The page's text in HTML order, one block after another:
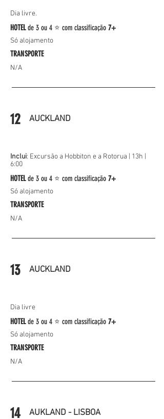
Dia livre.
HOTELde 3 ou 4 ⭐ com classificação 7+
Só alojamento
TRANSPORTE
N/A
12 AUCKLAND
Inclui: Excursão a Hobbiton e a Rotorua | 13h |
6:00
HOTELde 3 ou 4 ⭐ com classificação 7+
Só alojamento
TRANSPORTE
N/A
13 AUCKLAND
Dia livre
HOTELde 3 ou 4 ⭐ com classificação 7+
Só alojamento
TRANSPORTE
N/A
14 AUKLAND - LISBOA